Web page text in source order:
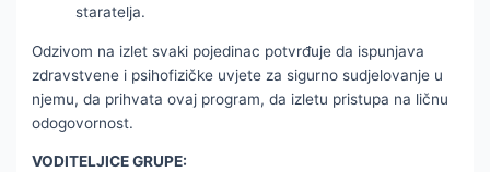
staratelja.
Odzivom na izlet svaki pojedinac potvrđuje da ispunjava
zdravstvene i psihofizičke uvjete za sigurno sudjelovanje u
njemu, da prihvata ovaj program, da izletu pristupa na ličnu
odogovornost.
VODITELJICE GRUPE: